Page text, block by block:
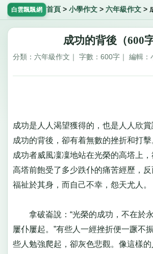
白雲飄飄網 首頁 > 小學作文> 六年級作文>
成功的背後（600字
分類：六年級作文｜ 字數：600字｜ 編輯：
成功是人人渴望獲得的，也是人人欣
成功的背後，卻有着無數的挫折和打
成功者威風凜凜地站在光榮的高塔上
高塔前飽受了多少跌仆的痛苦經歷，
福祉於其身，而自己不幸，怨天尤人
拿破崙說：“光榮的成功，不在於
屢仆屢起。”有些人一經挫折便一蹶不
些人勉強爬起，卻灰色悲觀。像這樣